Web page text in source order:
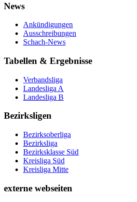
News
Ankündigungen
Ausschreibungen
Schach-News
Tabellen & Ergebnisse
Verbandsliga
Landesliga A
Landesliga B
Bezirksligen
Bezirksoberliga
Bezirksliga
Bezirksklasse Süd
Kreisliga Süd
Kreisliga Mitte
externe webseiten